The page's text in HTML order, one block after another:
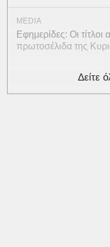
MEDIA
Εφημερίδες: Οι τίτλοι
πρωτοσέλιδα της
Δείτε